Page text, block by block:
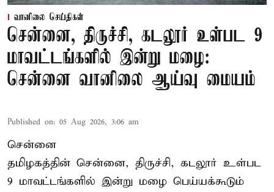
வானிலை செய்திகள்
சென்னை, திருச்சி, கடலூர் உள்பட 9
மாவட்டங்களில் இன்று மழை:
சென்னை வானிலை ஆய்வு மையம்
Published on: 05 Aug 2026, 3:06 am
சென்னை
தமிழகத்தின் சென்னை, திருச்சி, கடலூர் உள்பட
9 மாவட்டங்களில் இன்று மழை பெய்யக்கூடும்